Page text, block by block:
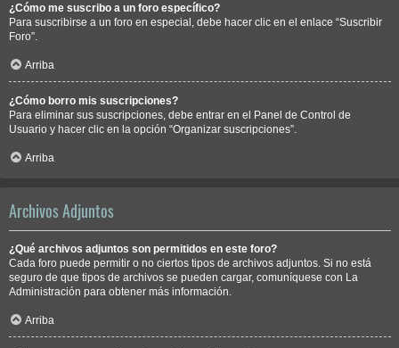
¿Cómo me suscribo a un foro específico?
Para suscribirse a un foro en especial, debe hacer clic en el enlace “Suscribir
Foro”.
Arriba
¿Cómo borro mis suscripciones?
Para eliminar sus suscripciones, debe entrar en el Panel de Control de
Usuario y hacer clic en la opción “Organizar suscripciones”.
Arriba
Archivos Adjuntos
¿Qué archivos adjuntos son permitidos en este foro?
Cada foro puede permitir o no ciertos tipos de archivos adjuntos. Si no está
seguro de que tipos de archivos se pueden cargar, comuníquese con La
Administración para obtener más información.
Arriba